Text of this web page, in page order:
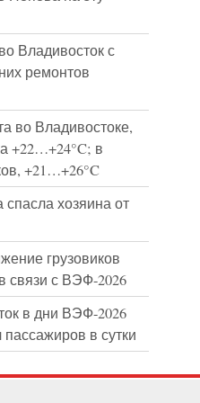
Владивосток с
ремонтов
во Владивостоке,
+22…+24°C; в
+21…+26°C
хозяина от
грузовиков
связи с ВЭФ-2026
в дни ВЭФ-2026
в сутки